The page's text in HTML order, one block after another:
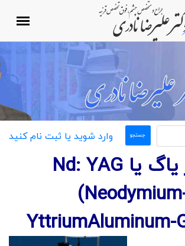
وارد شوید یا ثبت نام کنید
لیزر یاگ یا Nd: YAG
YttriumAluminum-